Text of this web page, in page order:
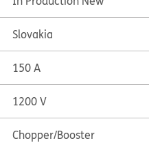
Slovakia
150 A
1200 V
Chopper/Booster